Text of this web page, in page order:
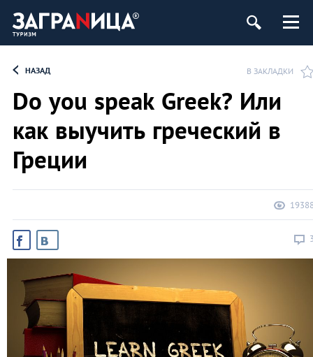
НАЗАД В ЗАКЛАДКИ
Do you speak Greek? Или
как выучить греческий в
Греции